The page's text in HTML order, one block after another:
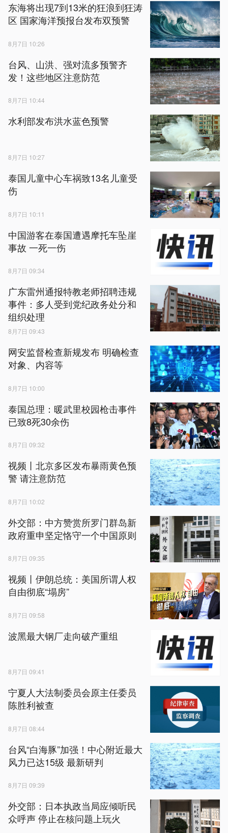
东海将出现7到13米的狂浪到狂涛
区 国家海洋预报台发布双预警
8月7日 10:26
台风、山洪、强对流多预警齐
发！这些地区注意防范
8月7日 10:44
水利部发布洪水蓝色预警
8月7日 10:27
泰国儿童中心车祸致13名儿童受
伤
8月7日 10:11
中国游客在泰国遭遇摩托车坠崖
事故 一死一伤
8月7日 09:34
广东雷州通报特教老师招聘违规
事件：多人受到党纪政务处分和
组织处理
8月7日 09:43
网安监督检查新规发布 明确检查
对象、内容等
8月7日 10:00
泰国总理：暖武里校园枪击事件
已致8死30余伤
8月7日 09:32
视频丨北京多区发布暴雨黄色预
警 请注意防范
8月7日 10:02
外交部：中方赞赏所罗门群岛新
政府重申坚定恪守一个中国原则
8月7日 09:35
视频丨伊朗总统：美国所谓人权
自由彻底“塌房”
8月7日 09:58
波黑最大钢厂走向破产重组
8月7日 09:41
宁夏人大法制委员会原主任委员
陈胜利被查
8月7日 08:44
台风“白海豚”加强！中心附近最大
风力已达15级 最新研判
8月7日 09:39
外交部：日本执政当局应倾听民
众呼声 停止在核问题上玩火